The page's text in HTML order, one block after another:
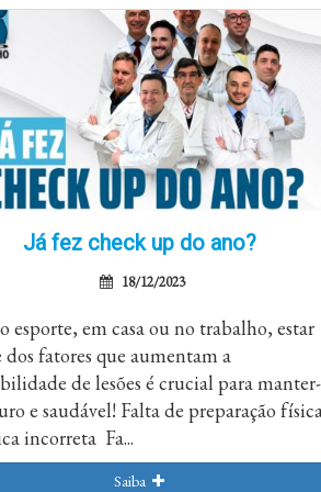
Já fez check up do ano?
18/12/2023
esporte, em casa ou no trabalho, estar
fatores que aumentam a
de lesões é crucial para manter-
e saudável! Falta de preparação
incorreta Fa...
Saiba